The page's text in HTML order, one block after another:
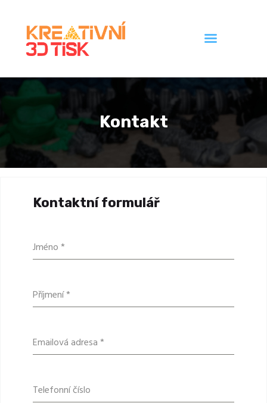
Kontakt
Galerie
Ceník
Kontaktní formulář
Jméno*
Příjmení*
Emailová adresa*
Telefonní číslo